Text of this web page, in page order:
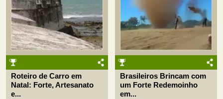
Roteiro de Carro em
Natal: Forte, Artesanato
e...
Brasileiros Brincam com
um Forte Redemoinho
em...